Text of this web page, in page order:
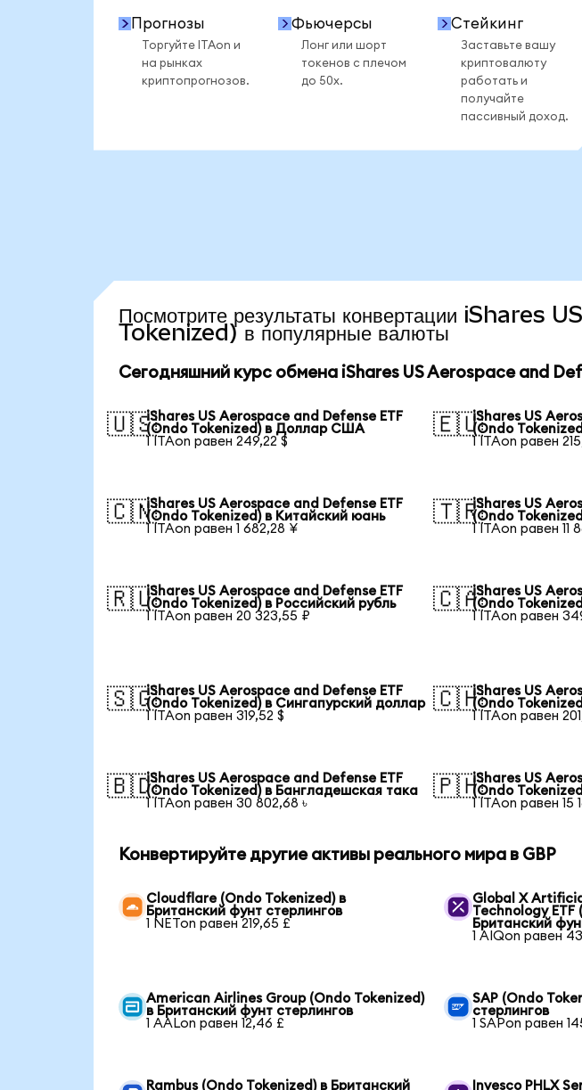
Прогнозы
Торгуйте ITAon и
на рынках
криптопрогнозов.
Фьючерсы
Лонг или шорт
токенов с плечом
до 50x.
Стейкинг
Заставьте вашу
криптовалюту
работать и
получайте
пассивный доход.
Посмотрите результаты конвертации
Tokenized) в популярные валюты
Сегодняшний курс обмена iShares US Aerospace and
🇺🇸iShares US Aerospace and Defense ETF
(Ondo Tokenized) в Доллар США
1 ITAon равен 249,22 $
🇪🇺iShares US
(Ondo
1 ITAon равен
🇨🇳iShares US Aerospace and Defense ETF
(Ondo Tokenized) в Китайский юань
1 ITAon равен 1 682,28 ¥
🇹🇷iShares US
(Ondo
1 ITAon равен 11
🇷🇺iShares US Aerospace and Defense ETF
(Ondo Tokenized) в Российский рубль
1 ITAon равен 20 323,55 ₽
🇨🇦iShares US
(Ondo
1 ITAon равен
🇸🇬iShares US Aerospace and Defense ETF
(Ondo Tokenized) в Сингапурский доллар
1 ITAon равен 319,52 $
🇨🇭iShares US
(Ondo
1 ITAon равен
🇧🇩iShares US Aerospace and Defense ETF
(Ondo Tokenized) в Бангладешская така
1 ITAon равен 30 802,68 ৳
🇵🇭iShares US
(Ondo
1 ITAon равен 15
Конвертируйте другие активы реального мира в GBP
Cloudflare (Ondo Tokenized) в
Британский фунт стерлингов
1 NETon равен 219,65 £
Global X
Technology ETF
Британский
1 AIQon равен
American Airlines Group (Ondo Tokenized)
в Британский фунт стерлингов
1 AALon равен 12,46 £
SAP (Ondo
стерлингов
1 SAPon равен
Rambus (Ondo Tokenized) в Британский Invesco PHLX